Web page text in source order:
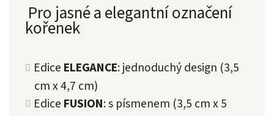
Pro jasné a elegantní označení
kořenek
Edice ELEGANCE: jednoduchý design (3,5
cm x 4,7 cm)
Edice FUSION: s písmenem (3,5 cm x 5